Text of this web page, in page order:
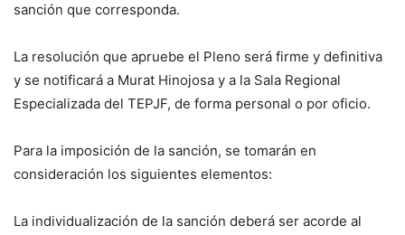
sanción que corresponda.
La resolución que apruebe el Pleno será firme y definitiva
y se notificará a Murat Hinojosa y a la Sala Regional
Especializada del TEPJF, de forma personal o por oficio.
Para la imposición de la sanción, se tomarán en
consideración los siguientes elementos:
La individualización de la sanción deberá ser acorde al